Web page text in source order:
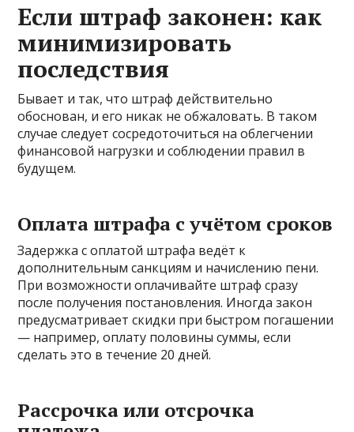
Если штраф законен: как
минимизировать
последствия
Бывает и так, что штраф действительно
обоснован, и его никак не обжаловать. В таком
случае следует сосредоточиться на облегчении
финансовой нагрузки и соблюдении правил в
будущем.
Оплата штрафа с учётом сроков
Задержка с оплатой штрафа ведёт к
дополнительным санкциям и начислению пени.
При возможности оплачивайте штраф сразу
после получения постановления. Иногда закон
предусматривает скидки при быстром погашении
— например, оплату половины суммы, если
сделать это в течение 20 дней.
Рассрочка или отсрочка